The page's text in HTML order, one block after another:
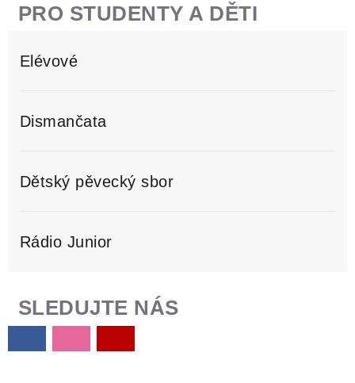
PRO STUDENTY A DĚTI
Elévové
Dismančata
Dětský pěvecký sbor
Rádio Junior
SLEDUJTE NÁS